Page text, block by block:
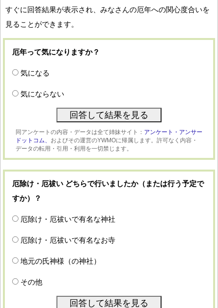
すぐに回答結果が表示され、みなさんの厄年への関心度合いを
見ることができます。
厄年って気になりますか？
気になる
気にならない
同アンケートの内容・データは全て姉妹サイト： アンケート・アンサー
ドットコム、 およびその運営のYWMOに帰属します。許可なく内容・
データの転用・引用・利用を一切禁じます。
厄除け・厄祓い どちらで行いましたか（または行う予定で
すか）？
厄除け・厄祓いで有名な神社
厄除け・厄祓いで有名なお寺
地元の氏神様（の神社）
その他